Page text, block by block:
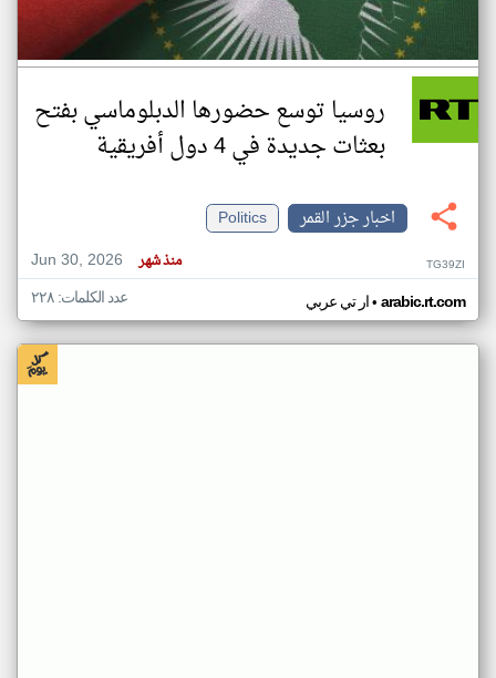
روسيا توسع حضورها الدبلوماسي بفتح
بعثات جديدة في 4 دول أفريقية
اخبار جزر القمر
Politics
Jun 30, 2026
منذ شهر TG39ZI
ار تي عربي• arabic.rt.com عدد الكلمات: ٢٢٨